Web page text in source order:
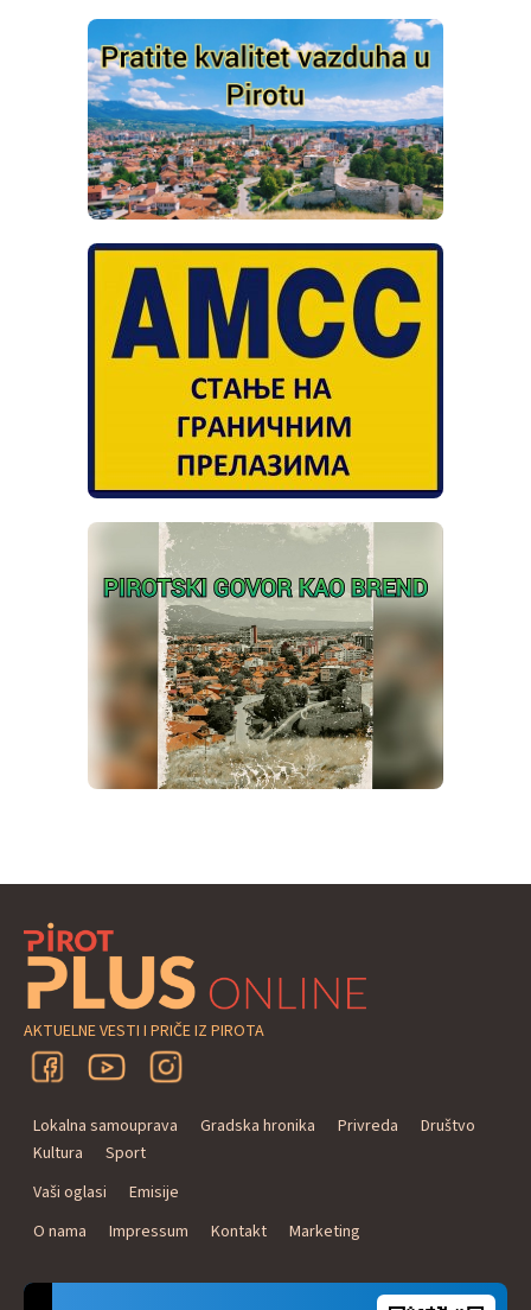
AKTUELNE VESTI I PRIČE IZ PIROTA
Lokalna samouprava Gradska hronika Privreda
Društvo
Kultura
Sport
Vaši oglasi
Emisije
O nama
Impressum Kontakt Marketing